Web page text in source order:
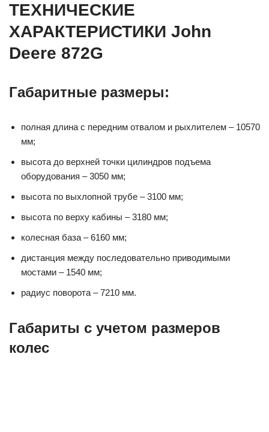
ТЕХНИЧЕСКИЕ
ХАРАКТЕРИСТИКИ John
Deere 872G
Габаритные размеры:
полная длина с передним отвалом и рыхлителем – 10570
мм;
высота до верхней точки цилиндров подъема
оборудования – 3050 мм;
высота по выхлопной трубе – 3100 мм;
высота по верху кабины – 3180 мм;
колесная база – 6160 мм;
дистанция между последовательно приводимыми
мостами – 1540 мм;
радиус поворота – 7210 мм.
Габариты с учетом размеров
колес